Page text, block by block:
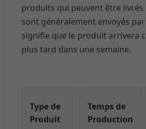
produits qui peuvent être
sont généralement envoyés par
signifie que le produit arrivera
plus tard dans une semaine.
Type de
Produit
Temps de
Production